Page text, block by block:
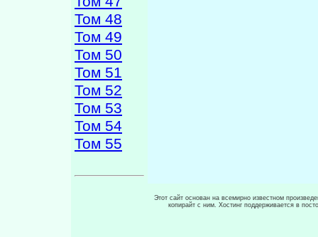
Том 48
Том 49
Том 50
Том 51
Том 52
Том 53
Том 54
Том 55
Этот сайт основан на всемирно известном
копирайт с ним. Хостинг поддерживается в